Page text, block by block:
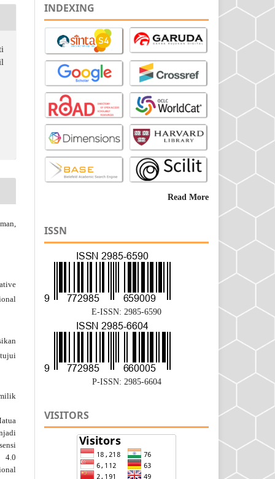
4.0
INDEXING
Read More
ISSN
E-ISSN: 2985-6590
P-ISSN: 2985-6604
VISITORS